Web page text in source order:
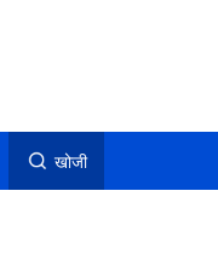
खोजी